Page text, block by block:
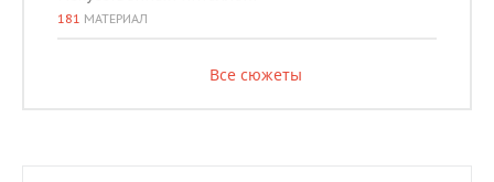
181 МАТЕРИАЛ
Все сюжеты